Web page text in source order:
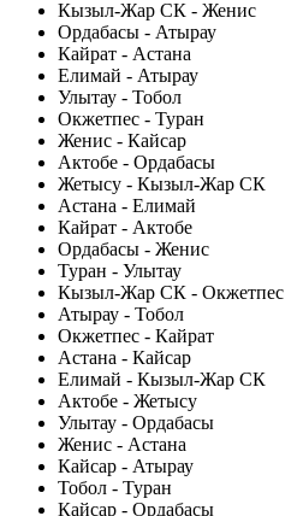
Кызыл-Жар СК - Женис
Ордабасы - Атырау
Кайрат - Астана
Елимай - Атырау
Улытау - Тобол
Окжетпес - Туран
Женис - Кайсар
Актобе - Ордабасы
Жетысу - Кызыл-Жар СК
Астана - Елимай
Кайрат - Актобе
Ордабасы - Женис
Туран - Улытау
Кызыл-Жар СК - Окжетпес
Атырау - Тобол
Окжетпес - Кайрат
Астана - Кайсар
Елимай - Кызыл-Жар СК
Актобе - Жетысу
Улытау - Ордабасы
Женис - Астана
Кайсар - Атырау
Тобол - Туран
Кайсар - Ордабасы